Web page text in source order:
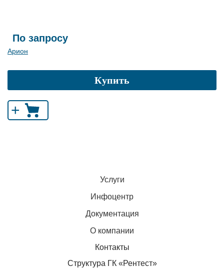
По запросу
Арион
Купить
+
Услуги
Инфоцентр
Документация
О компании
Контакты
Структура ГК «Рентест»